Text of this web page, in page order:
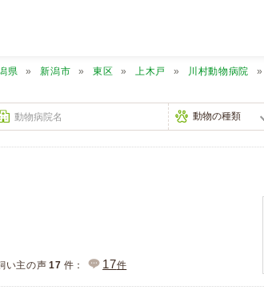
県 新潟市 東区 上木戸 川村動物病院
い主の声 17 件： 17件